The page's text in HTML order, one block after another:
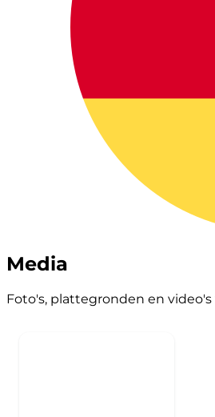
Media
Foto's, plattegronden en video's